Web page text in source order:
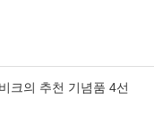
크의 추천 기념품 4선